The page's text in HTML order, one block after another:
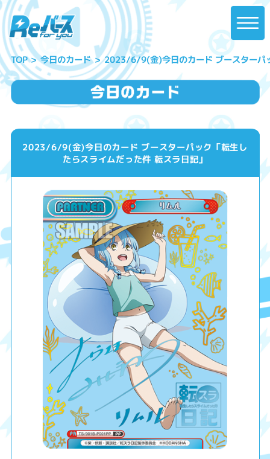
TOP 今日のカード 2023/6/9(金)今日のカード ブースターパ
2023/6/9(金)今日のカード ブースターパック「転生し
たらスライムだった件 転スラ日記」